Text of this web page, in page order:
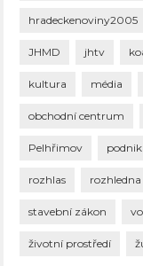
hradeckenoviny2005
JHMD jhtv
kultura média
obchodní centrum
Pelhřimov
rozhlas rozhledna
stavební zákon
životní prostředí